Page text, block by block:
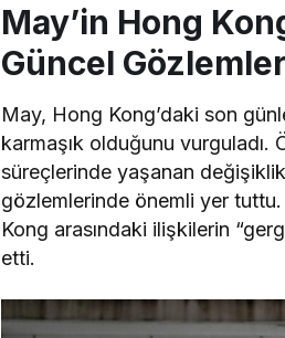
May’in Hong
Güncel
May, Hong Kong’daki son
karmaşık olduğunu vurguladı.
süreçlerinde yaşanan
gözlemlerinde önemli yer
Kong arasındaki ilişkilerin
etti.